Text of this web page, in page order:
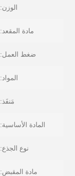
الوزن:
مادة المقعد:
ضغط العمل:
المواد:
مَنفَذ:
المادة الأساسية:
نوع الجذع:
مادة المقبض: